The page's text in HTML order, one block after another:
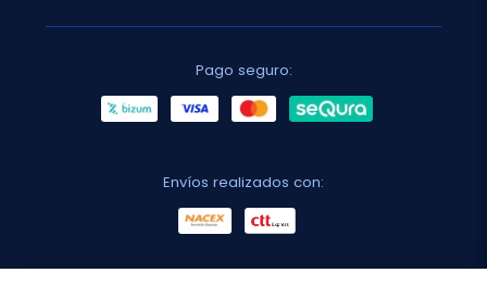
Pago seguro:
Envíos realizados con: